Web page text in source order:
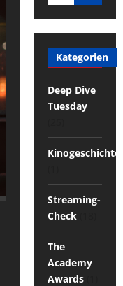
Kategorien
Deep Dive
Tuesday
Kinogeschichte
Streaming-
Check(18)
The
Academy
Awards(1)